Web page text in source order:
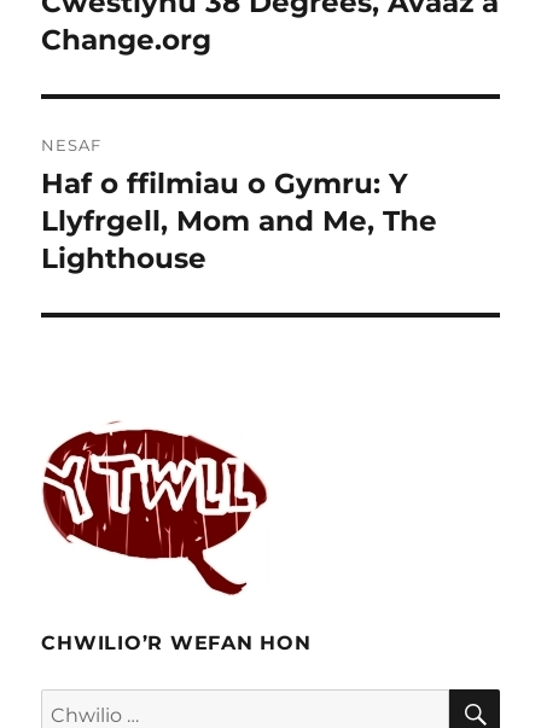
Change.org
NESAF
Cofnod
nesaf:
Haf o ffilmiau o Gymru: Y
Llyfrgell, Mom and Me, The
Lighthouse
CHWILIO’R WEFAN HON
Chwilio